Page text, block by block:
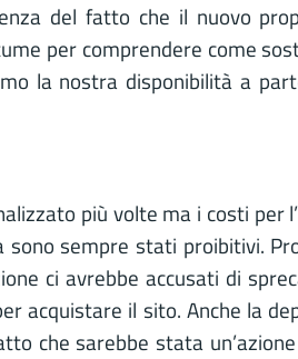
del fatto che il nuovo
per comprendere come
la nostra disponibilità a
più volte ma i costi per
sempre stati proibitivi.
ci avrebbe accusati di
acquistare il sito. Anche la
che sarebbe stata